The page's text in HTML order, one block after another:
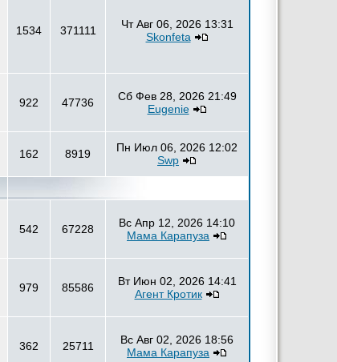
1534 371111
Чт Авг 06, 2026 13:31
Skonfeta
922 47736
Сб Фев 28, 2026 21:49
Eugenie
162 8919
Пн Июл 06, 2026 12:02
Swp
542 67228
Вс Апр 12, 2026 14:10
Мама Карапуза
979 85586
Вт Июн 02, 2026 14:41
Агент Кротик
362 25711
Вс Авг 02, 2026 18:56
Мама Карапуза